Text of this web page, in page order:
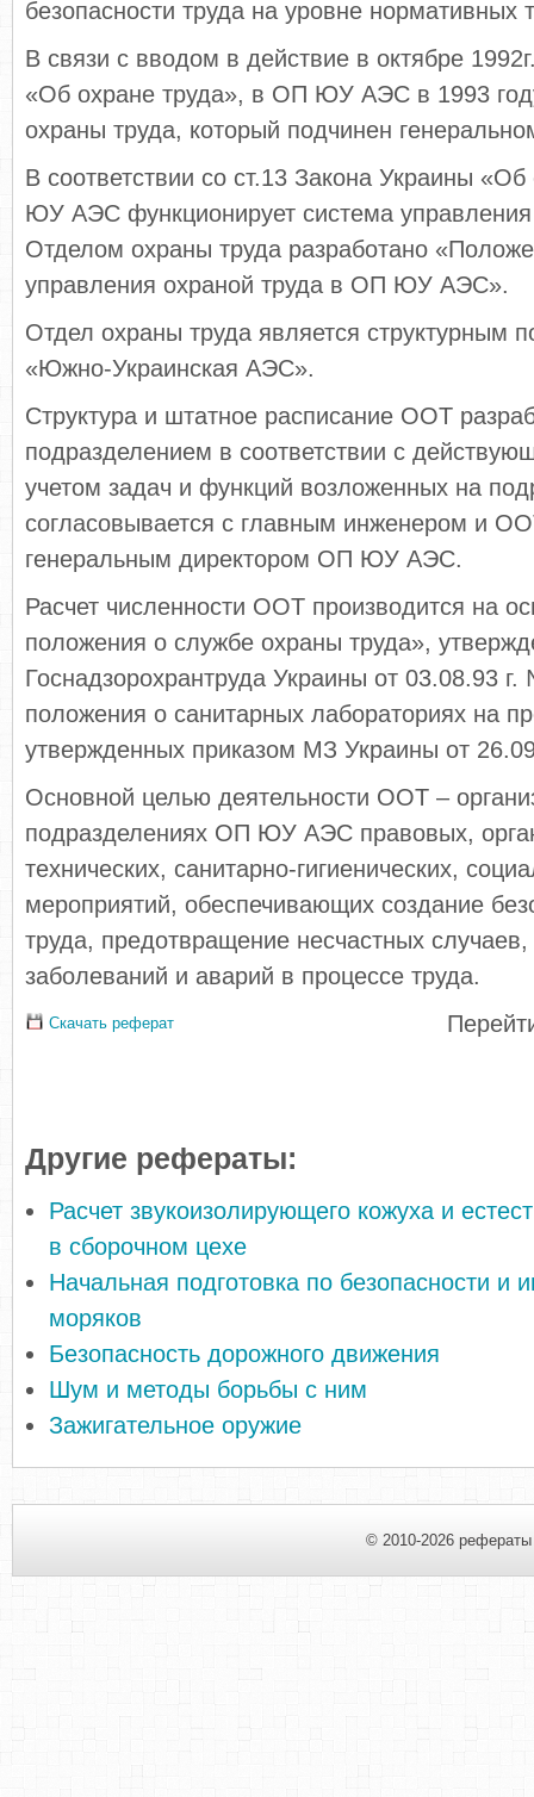
безопасности труда на уровне нормативных
В связи с вводом в действие в октябре
«Об охране труда», в ОП ЮУ АЭС в 1993
охраны труда, который подчинен
В соответствии со ст.13 Закона Украины
ЮУ АЭС функционирует система управления
Отделом охраны труда разработано
управления охраной труда в ОП ЮУ АЭС».
Отдел охраны труда является структурным
«Южно-Украинская АЭС».
Структура и штатное расписание ООТ
подразделением в соответствии с
учетом задач и функций возложенных на
согласовывается с главным инженером и
генеральным директором ОП ЮУ АЭС.
Расчет численности ООТ производится на
положения о службе охраны труда»,
Госнадзорохрантруда Украины от 03.08.93
положения о санитарных лабораториях на
утвержденных приказом МЗ Украины от
Основной целью деятельности ООТ –
подразделениях ОП ЮУ АЭС правовых,
технических, санитарно-гигиенических,
мероприятий, обеспечивающих создание
труда, предотвращение несчастных
заболеваний и аварий в процессе труда.
Скачать реферат
Другие рефераты:
Расчет звукоизолирующего кожуха и
в сборочном цехе
Начальная подготовка по безопасности и
моряков
Безопасность дорожного движения
Шум и методы борьбы с ним
Зажигательное оружие
© 2010-2026 рефераты